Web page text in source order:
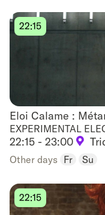
Eloi Calame :
Eloi Calame :
EXPERIMENTAL
22:15 - 23:00
22:15
Other days Fr Su
22:15